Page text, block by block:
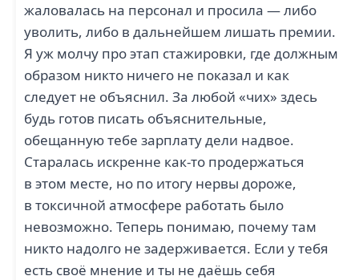
жаловалась на персонал и просила — либо
уволить, либо в дальнейшем лишать премии.
Я уж молчу про этап стажировки, где должным
образом никто ничего не показал и как
следует не объяснил. За любой «чих» здесь
будь готов писать объяснительные,
обещанную тебе зарплату дели надвое.
Старалась искренне как-то продержаться
в этом месте, но по итогу нервы дороже,
в токсичной атмосфере работать было
невозможно. Теперь понимаю, почему там
никто надолго не задерживается. Если у тебя
есть своё мнение и ты не даёшь себя